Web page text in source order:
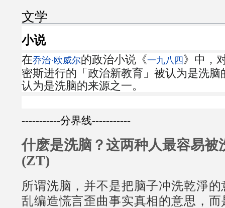
文学
小说
在乔治·欧威尔的政治小说《一九八四 》中，
密斯进行的「政治新教育」被认为是洗脑
认为是洗脑的来源之一。
-----------分界线-----------
什麽是洗脑？这两种人最容易被
(ZT)
所谓洗脑，并不是把脑子冲洗乾淨
乱编造慌言歪曲事实真相的意思，而